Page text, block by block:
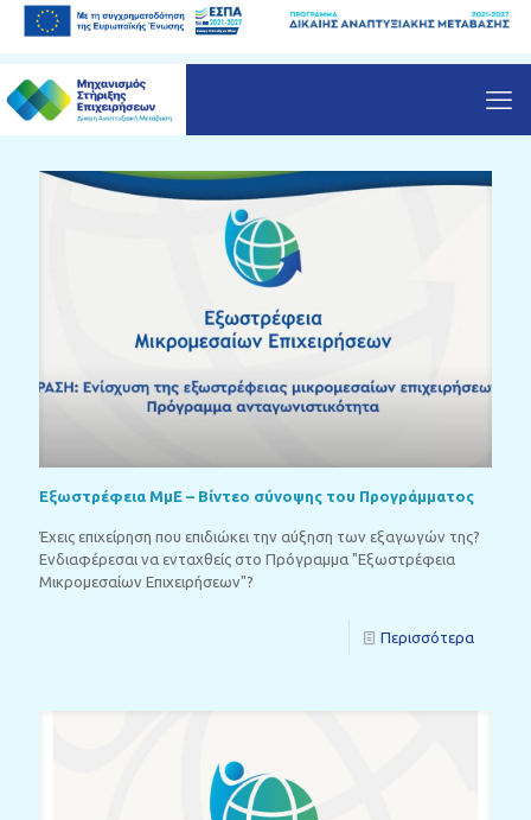
Εξωστρέφεια ΜμΕ – Βίντεο σύνοψης του Προγράμματος
Έχεις επιχείρηση που επιδιώκει την αύξηση των εξαγωγών της?
Ενδιαφέρεσαι να ενταχθείς στο Πρόγραμμα "Εξωστρέφεια
Μικρομεσαίων Επιχειρήσεων"?
Περισσότερα